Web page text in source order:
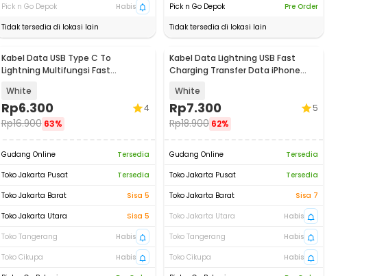
Pick n Go Depok
Habis
Tidak tersedia di lokasi lain
Pick n Go Depok
Pre Order
Tidak tersedia di lokasi lain
Kabel Data USB Type C To
Lightning Multifungsi Fast
White
Rp6.300
Rp16.900 63%
4
Gudang Online
Tersedia
Toko Jakarta Pusat
Tersedia
Toko Jakarta Barat
Sisa 5
Toko Jakarta Utara
Sisa 5
Toko Tangerang
Habis
Toko Cikupa
Habis
Kabel Data Lightning USB Fast
Charging Transfer Data iPhone
White
Rp7.300
Rp18.900 62%
5
Gudang Online
Tersedia
Toko Jakarta Pusat
Tersedia
Toko Jakarta Barat
Sisa 7
Toko Jakarta Utara
Habis
Toko Tangerang
Habis
Toko Cikupa
Habis